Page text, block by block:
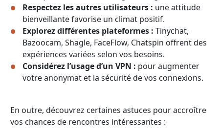
Respectez les autres utilisateurs : une attitude
bienveillante favorise un climat positif.
Explorez différentes plateformes : Tinychat,
Bazoocam, Shagle, FaceFlow, Chatspin offrent des
expériences variées selon vos besoins.
Considérez l’usage d’un VPN : pour augmenter
votre anonymat et la sécurité de vos connexions.
En outre, découvrez certaines astuces pour accroître
vos chances de rencontres intéressantes :